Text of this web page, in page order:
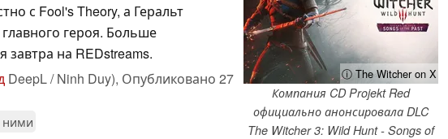
ⓘ The Witcher on X
Компания CD Projekt Red
официально анонсировала DLC
The Witcher 3: Wild Hunt - Songs of
с Fool's Theory, а Геральт
героя. Больше
на REDstreams.
DeepL / Ninh Duy), Опубликовано 27
ними